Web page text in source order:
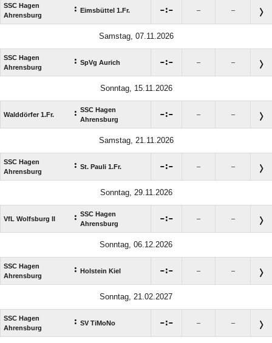
SSC Hagen
Ahrensburg
: Eimsbüttel 1.Fr. : – –
Samstag, 07.11.2026
SSC Hagen
Ahrensburg
: SpVg Aurich : – –
Sonntag, 15.11.2026
Walddörfer 1.Fr. : SSC Hagen
Ahrensburg
: – –
Samstag, 21.11.2026
SSC Hagen
Ahrensburg
: St. Pauli 1.Fr. : – –
Sonntag, 29.11.2026
VfL Wolfsburg II : SSC Hagen
Ahrensburg
: – –
Sonntag, 06.12.2026
SSC Hagen
Ahrensburg
: Holstein Kiel : – –
Sonntag, 21.02.2027
SSC Hagen
Ahrensburg
: SV TiMoNo : – –